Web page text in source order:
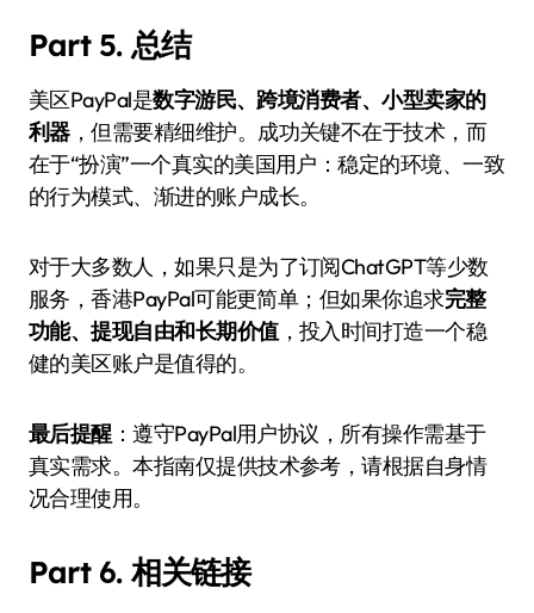
Part 5. 总结
美区PayPal是数字游民、跨境消费者、小型卖家的
利器，但需要精细维护。成功关键不在于技术，而
在于“扮演”一个真实的美国用户：稳定的环境、一致
的行为模式、渐进的账户成长。
对于大多数人，如果只是为了订阅ChatGPT等少数
服务，香港PayPal可能更简单；但如果你追求完整
功能、提现自由和长期价值，投入时间打造一个稳
健的美区账户是值得的。
最后提醒：遵守PayPal用户协议，所有操作需基于
真实需求。本指南仅提供技术参考，请根据自身情
况合理使用。
Part 6. 相关链接